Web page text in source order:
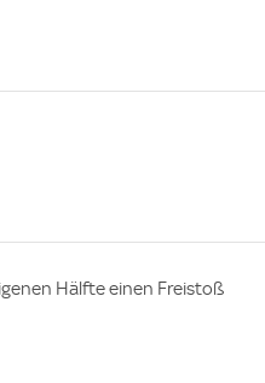
Hälfte einen Freistoß